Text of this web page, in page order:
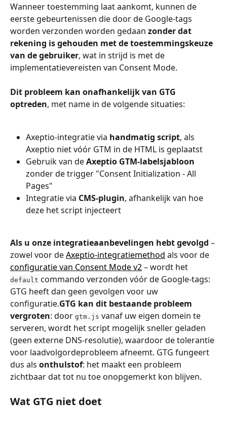
Wanneer toestemming laat aankomt, kunnen de
eerste gebeurtenissen die door de Google-tags
worden verzonden worden gedaan zonder dat
rekening is gehouden met de toestemmingskeuze
van de gebruiker, wat in strijd is met de
implementatievereisten van Consent Mode.
Dit probleem kan onafhankelijk van GTG
optreden, met name in de volgende situaties:
Axeptio-integratie via handmatig script, als
Axeptio niet vóór GTM in de HTML is geplaatst
Gebruik van de Axeptio GTM-labelsjabloon
zonder de trigger "Consent Initialization - All
Pages"
Integratie via CMS-plugin, afhankelijk van hoe
deze het script injecteert
Als u onze integratieaanbevelingen hebt gevolgd –
zowel voor de Axeptio-integratiemethod als voor de
configuratie van Consent Mode v2 – wordt het
default commando verzonden vóór de Google-tags:
GTG heeft dan geen gevolgen voor uw
configuratie.GTG kan dit bestaande probleem
vergroten: door gtm.js vanaf uw eigen domein te
serveren, wordt het script mogelijk sneller geladen
(geen externe DNS-resolutie), waardoor de tolerantie
voor laadvolgordeprobleem afneemt. GTG fungeert
dus als onthulstof: het maakt een probleem
zichtbaar dat tot nu toe onopgemerkt kon blijven.
Wat GTG niet doet